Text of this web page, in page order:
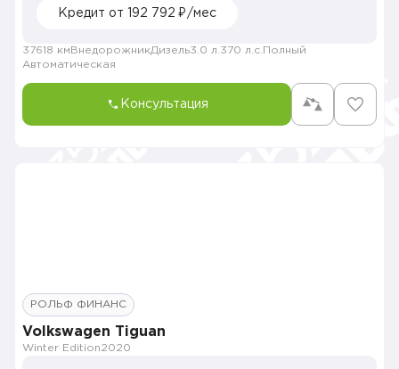
Кредит от 192 792 ₽/мес
37618 км ВнедорожникДизель3.0 л. 370 л.с. Полный
Автоматическая
Консультация
РОЛЬФ ФИНАНС
Volkswagen Tiguan
Winter Edition2020